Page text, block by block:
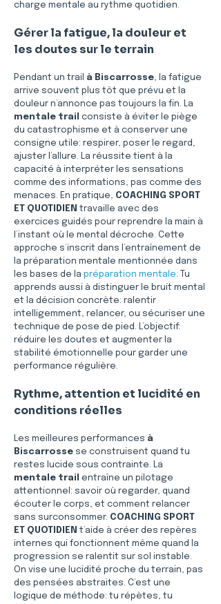
charge mentale au rythme quotidien.
Gérer la fatigue, la douleur et
les doutes sur le terrain
Pendant un trail à Biscarrosse, la fatigue
arrive souvent plus tôt que prévu et la
douleur n’annonce pas toujours la fin. La
mentale trail
consiste à éviter le piège
du catastrophisme et à conserver une
consigne utile: respirer, poser le regard,
ajuster l’allure. La réussite tient à la
capacité à interpréter les sensations
comme des informations, pas comme des
menaces. En pratique, COACHING SPORT
ET QUOTIDIEN travaille avec des
exercices guidés pour reprendre la main à
l’instant où le mental décroche. Cette
approche s’inscrit dans l’entraînement de
la préparation mentale mentionnée dans
les bases de la préparation mentale. Tu
apprends aussi à distinguer le bruit mental
et la décision concrète: ralentir
intelligemment, relancer, ou sécuriser une
technique de pose de pied. L’objectif:
réduire les doutes et augmenter la
stabilité émotionnelle pour garder une
performance régulière.
Rythme, attention et lucidité en
conditions réelles
Les meilleures performances à
Biscarrosse se construisent quand tu
restes lucide sous contrainte. La
mentale trail
entraîne un pilotage
attentionnel: savoir où regarder, quand
écouter le corps, et comment relancer
sans surconsommer. COACHING SPORT
ET QUOTIDIEN t’aide à créer des repères
internes qui fonctionnent même quand la
progression se ralentit sur sol instable.
On vise une lucidité proche du terrain, pas
des pensées abstraites. C’est une
logique de méthode: tu répètes, tu